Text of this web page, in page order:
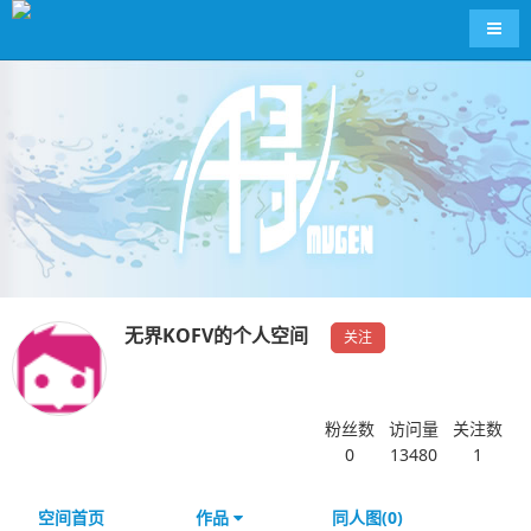
导航
无界KOFV的个人空间 关注
粉丝数
0
访问量
13480
关注数
1
空间首页 作品 同人图(0)